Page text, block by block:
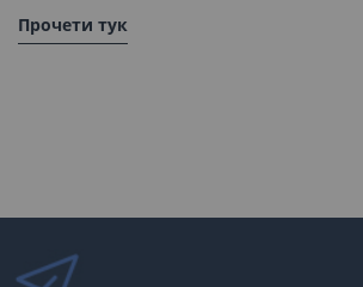
Прочети тук